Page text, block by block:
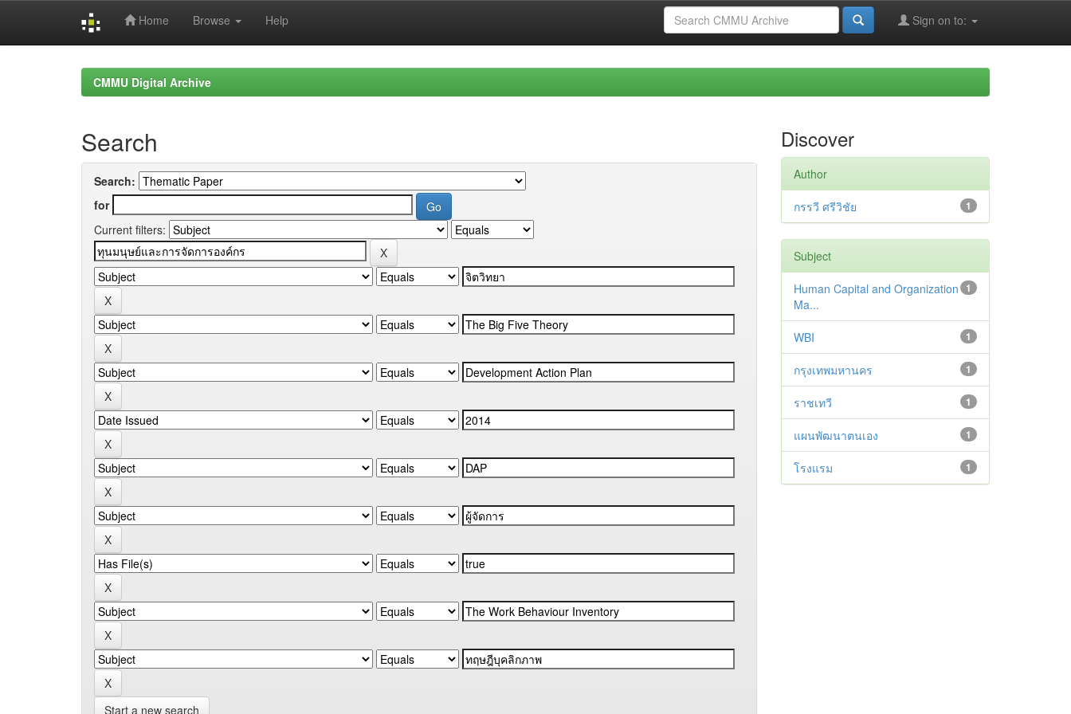
Home Browse Help Sign on to:
CMMU Digital Archive
Search
Search:
for
Current filters:
Start a new search
Discover
Author
1
กรรวี ศรีวิชัย
Subject
1
Human Capital and Organization
Ma...
1
WBI
1
กรุงเทพมหานคร
1
ราชเทวี
1
แผนพัฒนาตนเอง
1
โรงแรม